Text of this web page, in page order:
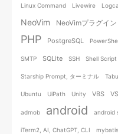
Linux Command Livewire
NeoVim NeoVimプラグイン
PHP PostgreSQL
SMTP SQLite SSH Shell Script
Starship Prompt, ターミナル
Ubuntu UiPath Unity VBS
admob android android
iTerm2, AI, ChatGPT, CLI mybatis